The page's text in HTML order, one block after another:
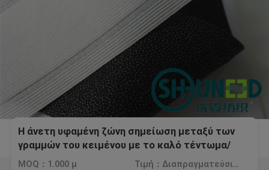
Η άνετη υφαμένη ζώνη σημείωση μεταξύ των
γραμμών του κειμένου με το καλό τέντωμα/
πλέκει τη δομή
MOQ：1.000 μ Τιμή：Διαπραγματεύσιμος